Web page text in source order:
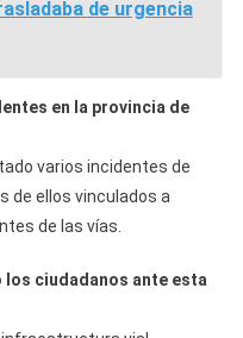
de urgencia
en la provincia de
varios incidentes de
de ellos vinculados a
de las vías.
los ciudadanos ante esta